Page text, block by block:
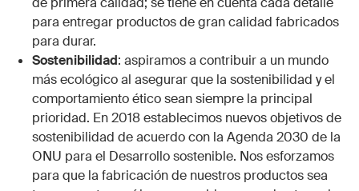
para entregar productos de gran calidad fabricados
para durar.
Sostenibilidad: aspiramos a contribuir a un mundo
más ecológico al asegurar que la sostenibilidad y el
comportamiento ético sean siempre la principal
prioridad. En 2018 establecimos nuevos objetivos de
sostenibilidad de acuerdo con la Agenda 2030 de la
ONU para el Desarrollo sostenible. Nos esforzamos
para que la fabricación de nuestros productos sea